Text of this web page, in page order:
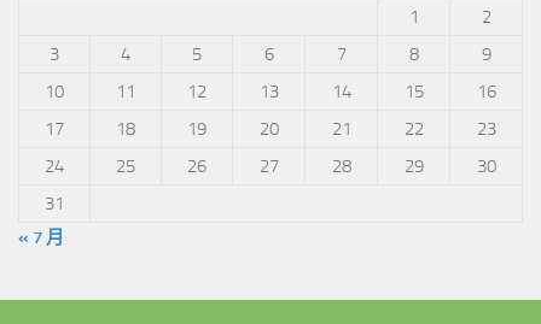
1
2
3
4 5 6 7 8
9
10
11 12 13 14 15
16
17
18 19 20 21 22
23
24
25 26 27 28 29
30
31
« 7 月